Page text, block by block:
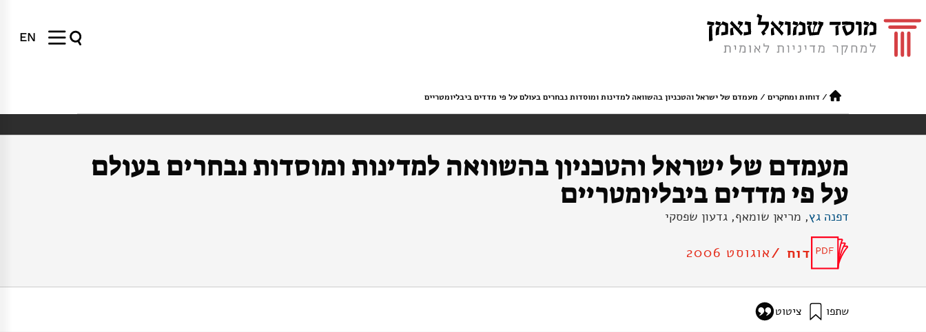
EN
/דוחות ומחקרים / מעמדם של ישראל והטכניון בהשוואה למדינות ומוסדות נבחרים בעולם על פי מדדים ביבליומטריים
מעמדם של ישראל והטכניון בהשוואה למדינות ומוסדות נבחרים בעולם
על פי מדדים ביבליומטריים
דפנה גץ, מריאן שומאף, גדעון שפסקי
דוח /אוגוסט 2006
שתפו ציטוט